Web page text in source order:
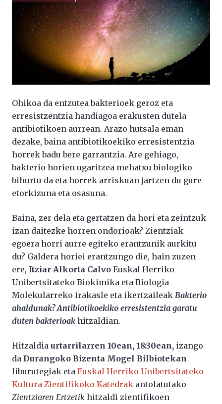
Ohikoa da entzutea bakterioek geroz eta
erresistzentzia handiagoa erakusten dutela
antibiotikoen aurrean. Arazo hutsala eman
dezake, baina antibiotikoekiko erresistentzia
horrek badu bere garrantzia. Are gehiago,
bakterio horien ugaritzea mehatxu biologiko
bihurtu da eta horrek arriskuan jartzen du gure
etorkizuna eta osasuna.
Baina, zer dela eta gertatzen da hori eta zeintzuk
izan daitezke horren ondorioak? Zientziak
egoera horri aurre egiteko erantzunik aurkitu
du? Galdera horiei erantzungo die, hain zuzen
ere, Itziar Alkorta Calvo Euskal Herriko
Unibertsitateko Biokimika eta Biologia
Molekularreko irakasle eta ikertzaileak Bakterio
ahaldunak? Antibiotikoekiko erresistentzia garatu
duten bakterioak hitzaldian.
Hitzaldia urtarrilarren 10ean, 18:30ean, izango
da Durangoko Bizenta Mogel Bilbiotekan
liburutegiak eta Euskal Herriko Unibertsitateko
Kultura Zientifikoko Katedrak antolatutako
Zientziaren Ertzetik hitzaldi zientifikoen